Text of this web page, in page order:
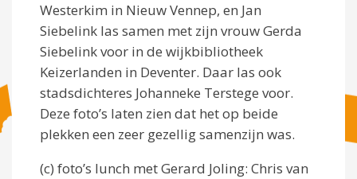
Westerkim in Nieuw Vennep, en Jan
Siebelink las samen met zijn vrouw Gerda
Siebelink voor in de wijkbibliotheek
Keizerlanden in Deventer. Daar las ook
stadsdichteres Johanneke Terstege voor.
Deze foto’s laten zien dat het op beide
plekken een zeer gezellig samenzijn was.
(c) foto’s lunch met Gerard Joling: Chris van